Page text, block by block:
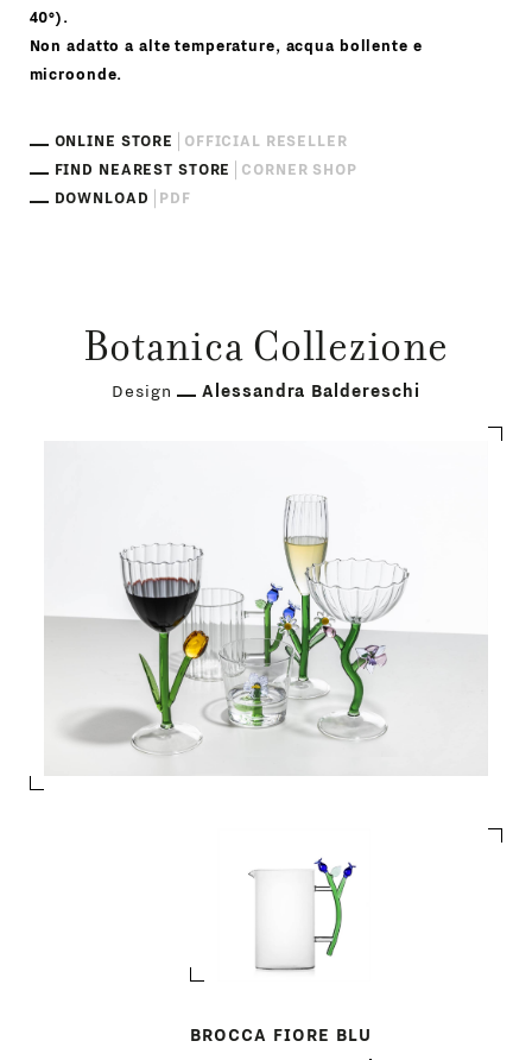
40°).
Non adatto a alte temperature, acqua bollente e
microonde.
ONLINE STORE
OFFICIAL RESELLER
FIND NEAREST STORE
CORNER SHOP
DOWNLOAD
PDF
Botanica Collezione
Design Alessandra Baldereschi
BROCCA FIORE BLU